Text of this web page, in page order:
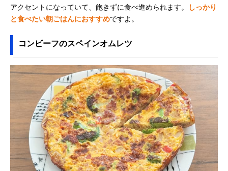
アクセントになっていて、飽きずに食べ進められます。
しっかり
と食べたい朝ごはんにおすすめですよ。
コンビーフのスペインオムレツ